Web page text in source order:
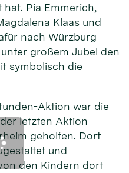
Pia Emmerich,
Klaas und
nach Würzburg
großem Jubel den
symbolisch die
Aktion war die
letzten Aktion
geholfen. Dort
und
den Kindern dort